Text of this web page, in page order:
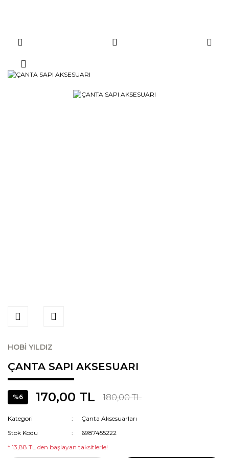
HOBİ YILDIZ
ÇANTA SAPI AKSESUARI
%6 170,00 TL 180,00 TL
Kategori
Çanta Aksesuarları
Stok Kodu
6987455222
* 13,88 TL den başlayan taksitlerle!